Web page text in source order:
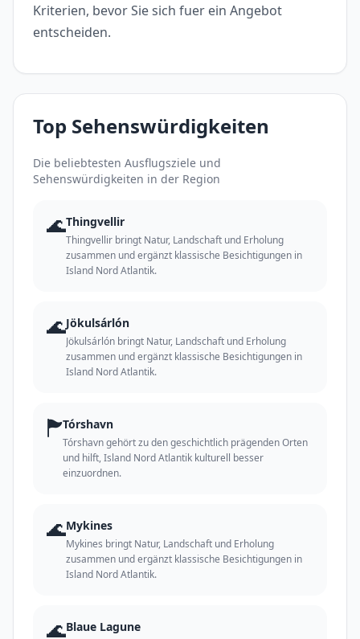
Kriterien, bevor Sie sich fuer ein Angebot
entscheiden.
Top Sehenswürdigkeiten
Die beliebtesten Ausflugsziele und
Sehenswürdigkeiten in der Region
🌊Thingvellir
Thingvellir bringt Natur, Landschaft und Erholung
zusammen und ergänzt klassische Besichtigungen in
Island Nord Atlantik.
🌊Jökulsárlón
Jökulsárlón bringt Natur, Landschaft und Erholung
zusammen und ergänzt klassische Besichtigungen in
Island Nord Atlantik.
🏲Tórshavn
Tórshavn gehört zu den geschichtlich prägenden Orten
und hilft, Island Nord Atlantik kulturell besser
einzuordnen.
🌊Mykines
Mykines bringt Natur, Landschaft und Erholung
zusammen und ergänzt klassische Besichtigungen in
Island Nord Atlantik.
🌊Blaue Lagune